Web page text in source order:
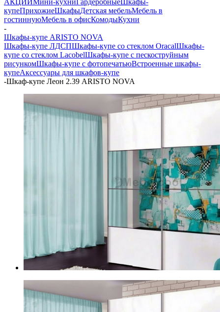
купеПрихожиеШкафыДетская мебельМебель в
гостиннуюМебель в офисКомодыКухни
-
Шкафы-купе ARISTO NOVA
Шкафы-купе ЛДСПШкафы-купе со стеклом OracalШкафы-
купе со стеклом LacobelШкафы-купе с пескоструйным
рисункомШкафы-купе с фотопечатьюВстроенные шкафы-
купеАксессуары для шкафов-купе
-Шкаф-купе Леон 2.39 ARISTO NOVA